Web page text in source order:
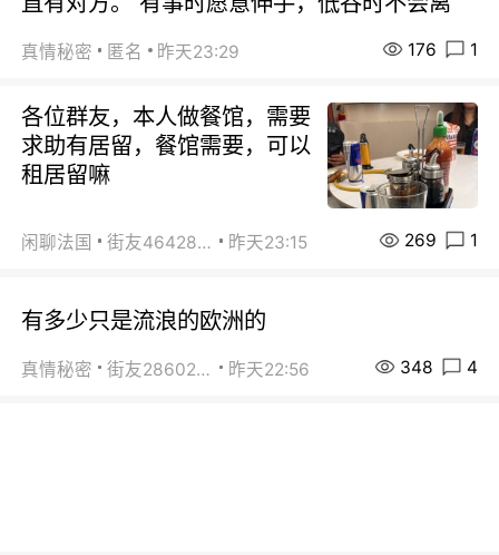
真情秘密 匿名 昨天23:29 176 1
各位群友，本人做餐馆，需要
求助有居留，餐馆需要，可以
租居留嘛
闲聊法国 街友46428878 昨天23:15 269 1
有多少只是流浪的欧洲的
真情秘密 街友28602925 昨天22:56 348 4